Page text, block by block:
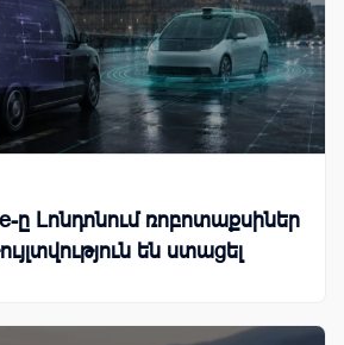
ը Լոնդոնում ռոբոտաքսիներ
են ստացել